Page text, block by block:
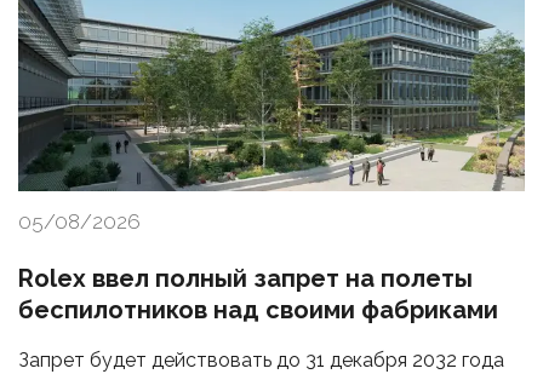
05/08/2026
Rolex ввел полный запрет на полеты
беспилотников над своими фабриками
Запрет будет действовать до 31 декабря 2032 года